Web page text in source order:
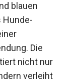
blauen
Die
nicht nur
verleiht